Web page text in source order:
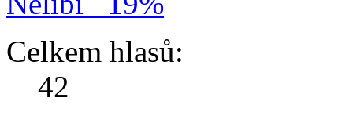
Celkem hlasů:
42